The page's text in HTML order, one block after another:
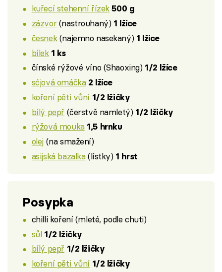
kuřecí stehenní řízek 500 g
zázvor(nastrouhaný) 1 lžíce
česnek(najemno nasekaný) 1 lžíce
bílek 1 ks
čínské rýžové víno (Shaoxing) 1/2 lžíce
sójová omáčka 2 lžíce
koření pěti vůní 1/2 lžičky
bílý pepř (čerstvě namletý) 1/2 lžičky
rýžová mouka 1,5 hrnku
olej (na smažení)
asijská bazalka(lístky) 1 hrst
Posypka
chilli koření (mleté, podle chuti)
sůl 1/2 lžičky
bílý pepř 1/2 lžičky
koření pěti vůní 1/2 lžičky